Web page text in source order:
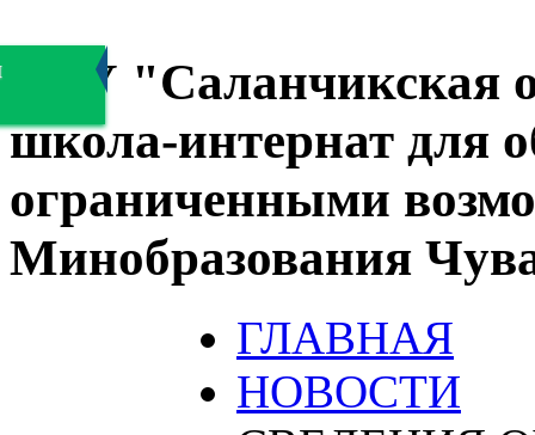
БОУ "Саланчикская
школа-интернат для
ограниченными
Минобразования
ГЛАВНАЯ
НОВОСТИ